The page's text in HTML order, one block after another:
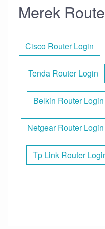
Merek
Cisco Router Login
Tenda Router Login
Belkin Router Login
Netgear Router Login
Tp Link Router